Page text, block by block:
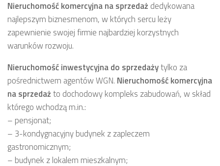
Nieruchomość komercyjnana sprzedaż dedykowana
najlepszym biznesmenom, w których sercu leży
zapewnienie swojej firmie najbardziej korzystnych
warunków rozwoju.
Nieruchomość inwestycyjnado sprzedażytylko za
pośrednictwem agentów WGN. Nieruchomość komercyjna
na sprzedażto dochodowy kompleks zabudowań, w skład
którego wchodzą m.in.:
– pensjonat;
– 3-kondygnacyjny budynek z zapleczem
gastronomicznym;
– budynek z lokalem mieszkalnym;